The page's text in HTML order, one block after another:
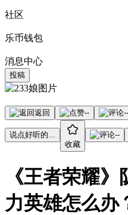
社区
乐币钱包
消息中心
投稿
返回 -- --
说点好听的...
收藏
--
《王者荣耀
力英雄怎么办